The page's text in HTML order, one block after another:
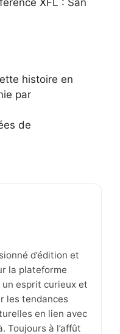
histoire en
par
de
d’édition et
la plateforme
un esprit curieux et
les tendances
en lien avec
Toujours à l’affût